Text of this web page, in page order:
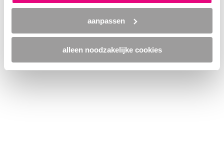
aanpassen
alleen noodzakelijke cookies